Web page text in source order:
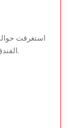
رائعة لعشاق
استغرقت
الفندق، ومشاهدة المناطيد من الأرض، وإسقاط.